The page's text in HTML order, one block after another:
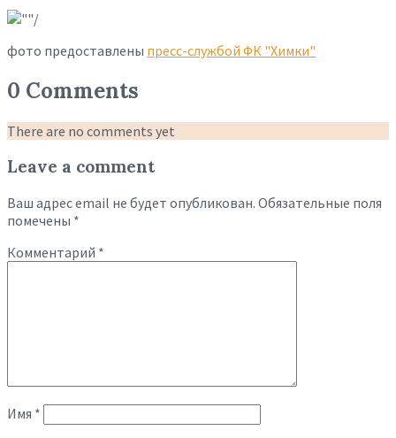
фото предоставлены пресс-службой ФК "Химки"
0 Comments
There are no comments yet
Leave a comment
Ваш адрес email не будет опубликован. Обязательные поля
помечены *
Комментарий *
Имя *